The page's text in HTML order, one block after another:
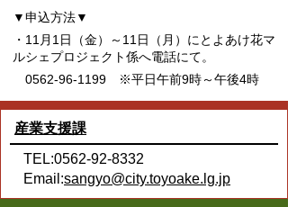
▼申込方法▼
・11月1日（金）～11日（月）にとよあけ花マ
ルシェプロジェクト係へ電話にて。
0562-96-1199 ※平日午前9時～午後4時
産業支援課
TEL:0562-92-8332
Email:sangyo@city.toyoake.lg.jp